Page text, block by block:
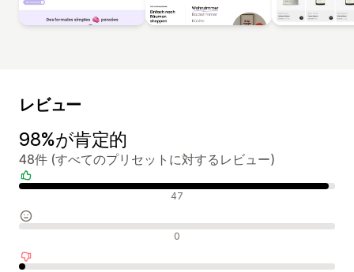
レビュー
98%が肯定的
48件 (すべてのプリセットに対するレビュー)
肯定的なレビュー 47
中間的なレビュー 0